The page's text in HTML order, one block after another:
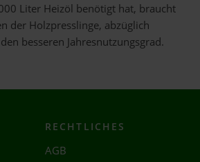
Liter Heizöl benötigt hat, braucht
der Holzpresslinge, abzüglich
besseren Jahresnutzungsgrad.
RECHTLICHES
AGB